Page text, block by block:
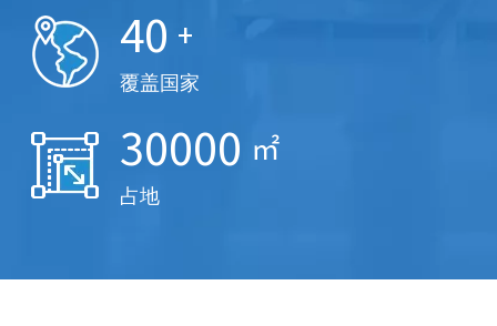
40 +
覆盖国家
30000 ㎡
占地